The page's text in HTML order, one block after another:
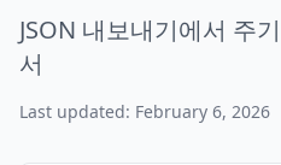
JSON 내보내기에서 주
서
Last updated: February 6, 2026